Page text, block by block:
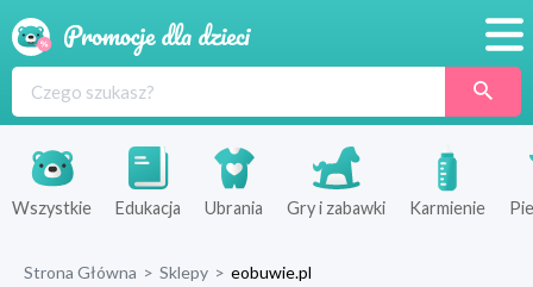
Produkty
Sklepy
Wszystkie Edukacja Ubrania Gry i zabawki Karmienie
Strona Główna > Sklepy > eobuwie.pl